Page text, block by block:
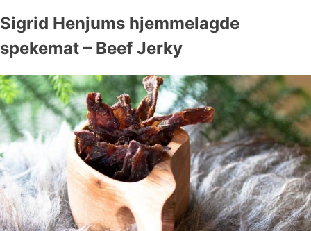
Sigrid Henjums hjemmelagde
spekemat – Beef Jerky